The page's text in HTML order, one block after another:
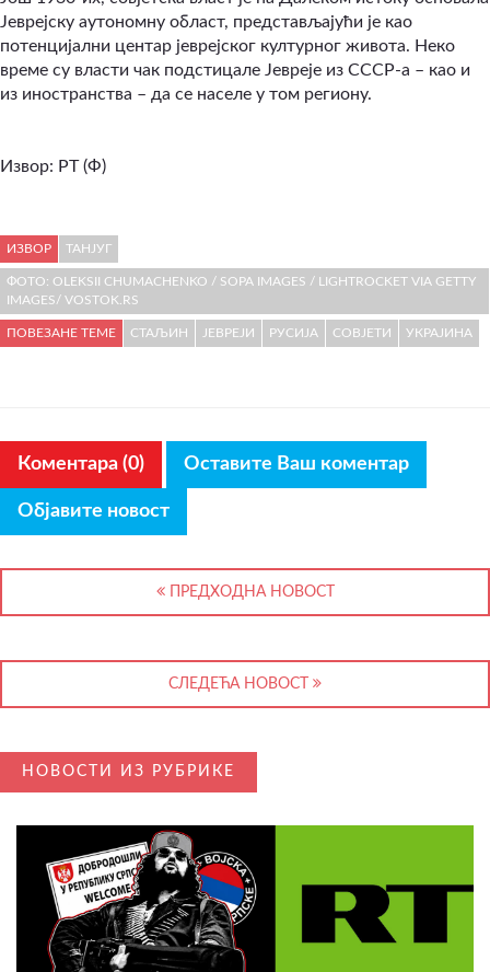
Јеврејску аутономну област, представљајући је као
потенцијални центар јеврејског културног живота. Неко
време су власти чак подстицале Јевреје из СССР-а – као и
из иностранства – да се населе у том региону.
Извор: РТ (Ф)
ИЗВОР ТАНЈУГ
ФОТО: OLEKSII CHUMACHENKO / SOPA IMAGES / LIGHTROCKET VIA GETTY
IMAGES/ VOSTOK.RS
ПОВЕЗАНЕ ТЕМЕ СТАЉИН ЈЕВРЕЈИ РУСИЈА СОВЈЕТИ УКРАЈИНА
Коментара (0) Оставите Ваш коментар
Објавите новост
ПРЕДХОДНА НОВОСТ
СЛЕДЕЋА НОВОСТ
НОВОСТИ ИЗ РУБРИКЕ